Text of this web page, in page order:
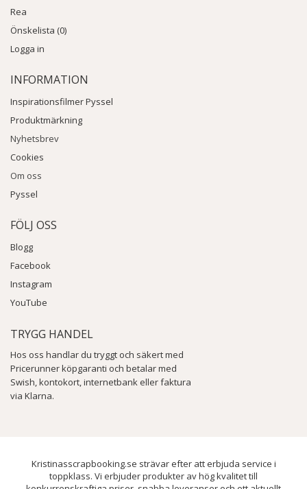
Rea
Önskelista (0)
Logga in
INFORMATION
Inspirationsfilmer Pyssel
Produktmärkning
Nyhetsbrev
Cookies
Om oss
Pyssel
FÖLJ OSS
Blogg
Facebook
Instagram
YouTube
TRYGG HANDEL
Hos oss handlar du tryggt och säkert med
Pricerunner köpgaranti och betalar med
Swish, kontokort, internetbank eller faktura
via Klarna.
Kristinasscrapbooking.se strävar efter att erbjuda service i
toppklass. Vi erbjuder produkter av hög kvalitet till